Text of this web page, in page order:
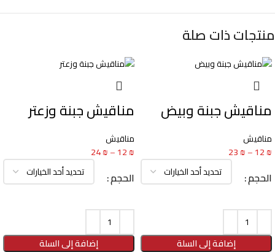
منتجات ذات صلة
مناقيش جبنة وبيض
مناقيش
12₪
–
23₪
الحجم
إضافة إلى السلة
مناقيش جبنة وزعتر
مناقيش
12₪
–
24₪
الحجم
إضافة إلى السلة